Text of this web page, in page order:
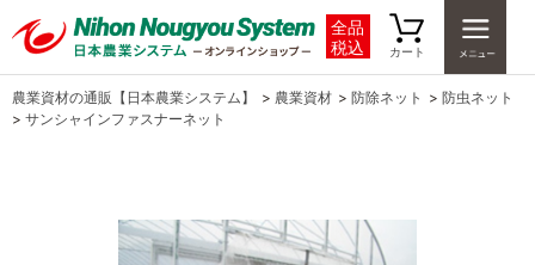
全品
税込
カート
農業資材の通販【日本農業システム】 > 農業資材 > 防除ネット > 防虫ネット
> サンシャインファスナーネット